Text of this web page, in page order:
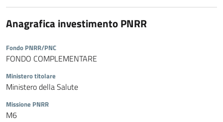
Anagrafica investimento PNRR
Fondo PNRR/PNC
FONDO COMPLEMENTARE
Ministero titolare
Ministero della Salute
Missione PNRR
M6